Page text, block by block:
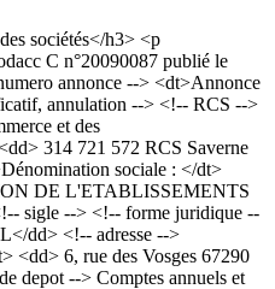
sociétés</h3> <p
C n°20090087 publié le
annonce --> <dt>Annonce
annulation --> <!-- RCS -->
et des
314 721 572 RCS Saverne
sociale : </dt>
DE L'ETABLISSEMENTS
sigle --> <!-- forme juridique --
dd> <!-- adresse -->
<dd> 6, rue des Vosges 67290
depot --> Comptes annuels et